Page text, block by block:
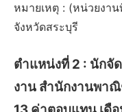
หมายเหตุ : (หน่วยงา
จังหวัดสระบุรี
ตำแหน่งที่ 2 : นักจั
งาน สำนักงานพา